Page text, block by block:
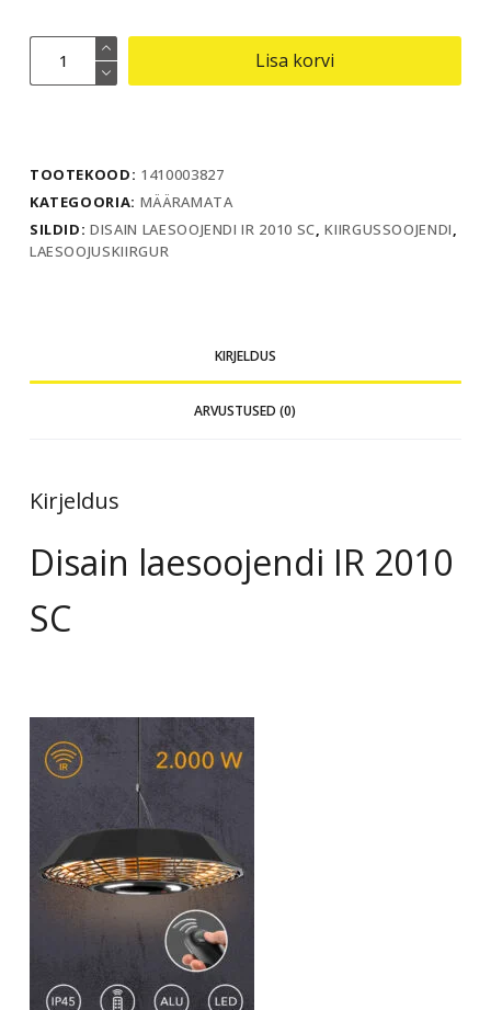
laesoojendi
kogus
Lisa korvi
TOOTEKOOD: 1410003827
KATEGOORIA: MÄÄRAMATA
SILDID:DISAIN LAESOOJENDI IR 2010 SC,KIIRGUSSOOJENDI,
LAESOOJUSKIIRGUR
KIRJELDUS
ARVUSTUSED (0)
Kirjeldus
Disain laesoojendi IR 2010
SC